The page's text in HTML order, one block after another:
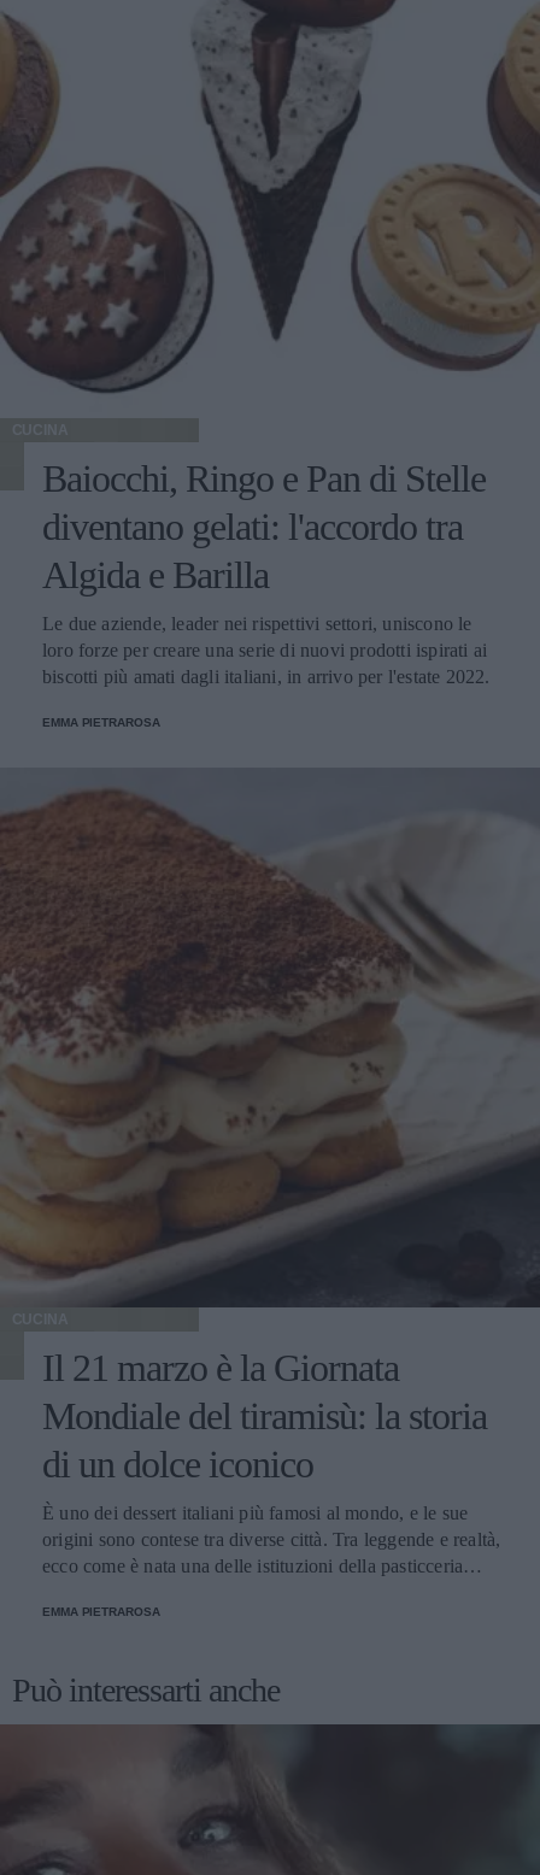
CUCINA
Baiocchi, Ringo e Pan di Stelle
diventano gelati: l'accordo tra
Algida e Barilla
Le due aziende, leader nei rispettivi settori, uniscono le
loro forze per creare una serie di nuovi prodotti ispirati ai
biscotti più amati dagli italiani, in arrivo per l'estate 2022.
EMMA PIETRAROSA
CUCINA
Il 21 marzo è la Giornata
Mondiale del tiramisù: la storia
di un dolce iconico
È uno dei dessert italiani più famosi al mondo, e le sue
origini sono contese tra diverse città. Tra leggende e realtà,
ecco come è nata una delle istituzioni della pasticceria
EMMA PIETRAROSA
Può interessarti anche